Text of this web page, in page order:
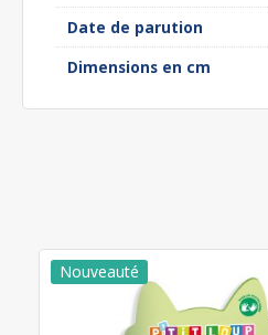
Date de parution
Dimensions en cm